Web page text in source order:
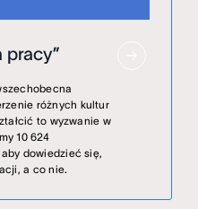
pracy”
różnych kultur
to wyzwanie w
10 624
dowiedzieć się,
a co nie.